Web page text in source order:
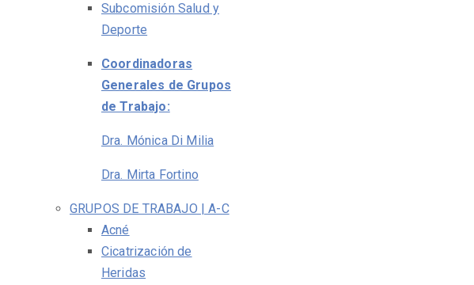
Subcomisión Salud y
Deporte
Coordinadoras
Generales de Grupos
de Trabajo:
Dra. Mónica Di Milia
Dra. Mirta Fortino
GRUPOS DE TRABAJO | A-C
Acné
Cicatrización de
Heridas